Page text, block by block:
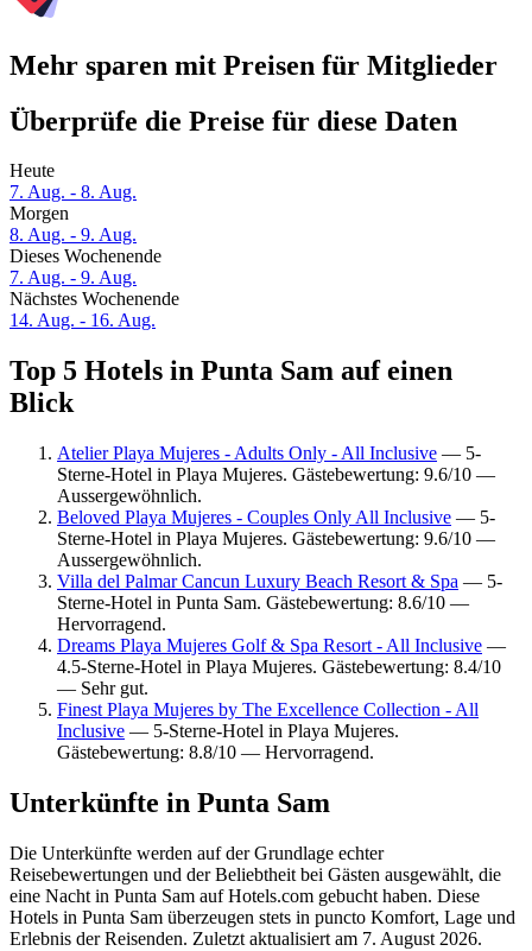
Mehr sparen mit Preisen für Mitglieder
Überprüfe die Preise für diese Daten
Heute
7. Aug. - 8. Aug.
Morgen
8. Aug. - 9. Aug.
Dieses Wochenende
7. Aug. - 9. Aug.
Nächstes Wochenende
14. Aug. - 16. Aug.
Top 5 Hotels in Punta Sam auf einen
Blick
Atelier Playa Mujeres - Adults Only - All Inclusive — 5-
Sterne-Hotel in Playa Mujeres. Gästebewertung: 9.6/10 —
Aussergewöhnlich.
Beloved Playa Mujeres - Couples Only All Inclusive — 5-
Sterne-Hotel in Playa Mujeres. Gästebewertung: 9.6/10 —
Aussergewöhnlich.
Villa del Palmar Cancun Luxury Beach Resort & Spa — 5-
Sterne-Hotel in Punta Sam. Gästebewertung: 8.6/10 —
Hervorragend.
Dreams Playa Mujeres Golf & Spa Resort - All Inclusive —
4.5-Sterne-Hotel in Playa Mujeres. Gästebewertung: 8.4/10
— Sehr gut.
Finest Playa Mujeres by The Excellence Collection - All
Inclusive — 5-Sterne-Hotel in Playa Mujeres.
Gästebewertung: 8.8/10 — Hervorragend.
Unterkünfte in Punta Sam
Die Unterkünfte werden auf der Grundlage echter
Reisebewertungen und der Beliebtheit bei Gästen ausgewählt, die
eine Nacht in Punta Sam auf Hotels.com gebucht haben. Diese
Hotels in Punta Sam überzeugen stets in puncto Komfort, Lage und
Erlebnis der Reisenden. Zuletzt aktualisiert am 7. August 2026.